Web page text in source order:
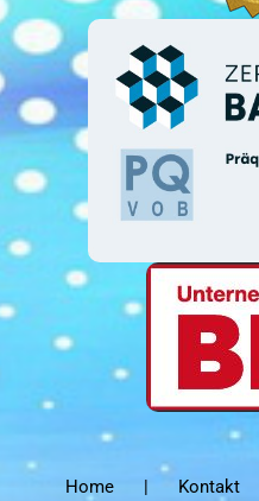
Home Kontakt